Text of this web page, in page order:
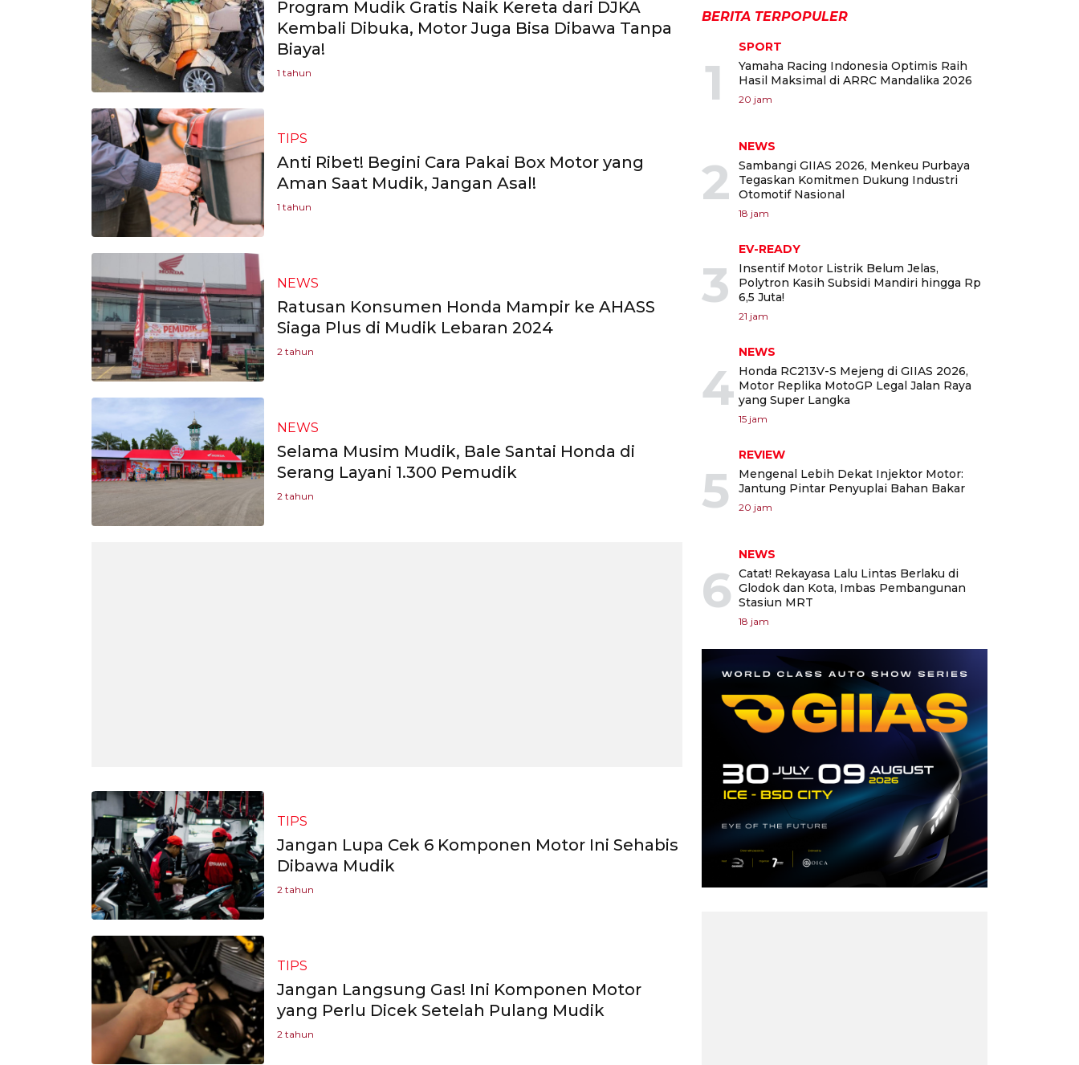
Program Mudik Gratis Naik Kereta dari DJKA
Kembali Dibuka, Motor Juga Bisa Dibawa Tanpa
Biaya!
1 tahun
TIPS
Anti Ribet! Begini Cara Pakai Box Motor yang
Aman Saat Mudik, Jangan Asal!
1 tahun
NEWS
Ratusan Konsumen Honda Mampir ke AHASS
Siaga Plus di Mudik Lebaran 2024
2 tahun
NEWS
Selama Musim Mudik, Bale Santai Honda di
Serang Layani 1.300 Pemudik
2 tahun
TIPS
Jangan Lupa Cek 6 Komponen Motor Ini Sehabis
Dibawa Mudik
2 tahun
TIPS
Jangan Langsung Gas! Ini Komponen Motor
yang Perlu Dicek Setelah Pulang Mudik
2 tahun
BERITA TERPOPULER
1
SPORT
Yamaha Racing Indonesia Optimis Raih
Hasil Maksimal di ARRC Mandalika 2026
20 jam
2
NEWS
Sambangi GIIAS 2026, Menkeu Purbaya
Tegaskan Komitmen Dukung Industri
Otomotif Nasional
18 jam
3
EV-READY
Insentif Motor Listrik Belum Jelas,
Polytron Kasih Subsidi Mandiri hingga Rp
6,5 Juta!
21 jam
4
NEWS
Honda RC213V-S Mejeng di GIIAS 2026,
Motor Replika MotoGP Legal Jalan Raya
yang Super Langka
15 jam
5
REVIEW
Mengenal Lebih Dekat Injektor Motor:
Jantung Pintar Penyuplai Bahan Bakar
20 jam
6
NEWS
Catat! Rekayasa Lalu Lintas Berlaku di
Glodok dan Kota, Imbas Pembangunan
Stasiun MRT
18 jam